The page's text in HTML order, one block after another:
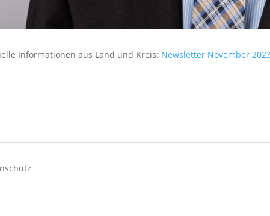
Informationen aus Land und Kreis: Newsletter November